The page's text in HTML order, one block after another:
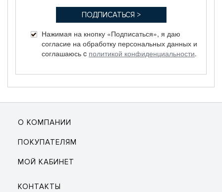
Нажимая на кнопку «Подписаться», я даю
согласие на обработку персональных данных и
соглашаюсь c политикой конфиденциальности.
О КОМПАНИИ
ПОКУПАТЕЛЯМ
МОЙ КАБИНЕТ
КОНТАКТЫ